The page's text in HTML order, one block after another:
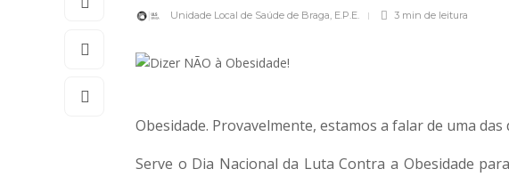
Unidade Local de Saúde de Braga, E.P.E. 3 min de leitura
Obesidade. Provavelmente, estamos a falar de uma
Serve o Dia Nacional da Luta Contra a Obesidade